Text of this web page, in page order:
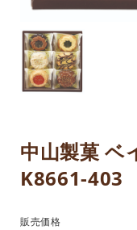
中山製菓 ベ
K8661-403
販売価格